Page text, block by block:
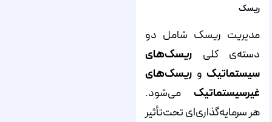
ریسک
مدیریت ریسک شامل دو
دسته‌ی کلی ریسک‌های
سیستماتیک و ریسک‌های
غیرسیستماتیک می‌شود.
هر سرمایه‌گذاری‌ای تحت‌تأثیر